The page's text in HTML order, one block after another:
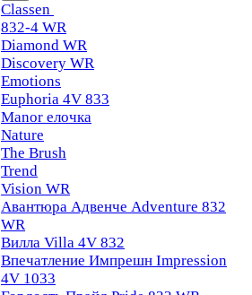
Classen
832-4 WR
Diamond WR
Discovery WR
Emotions
Euphoria 4V 833
Manor елочка
Nature
The Brush
Trend
Vision WR
Авантюра Адвенче Adventure 832
WR
Вилла Villa 4V 832
Впечатление Импрешн Impression
4V 1033